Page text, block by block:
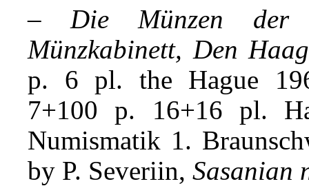
–Die Münzen der
Münzkabinett, Den
p. 6 pl. the Hague
7+100 p. 16+16 pl.
Numismatik 1.
by P. Severiin, Sasanian